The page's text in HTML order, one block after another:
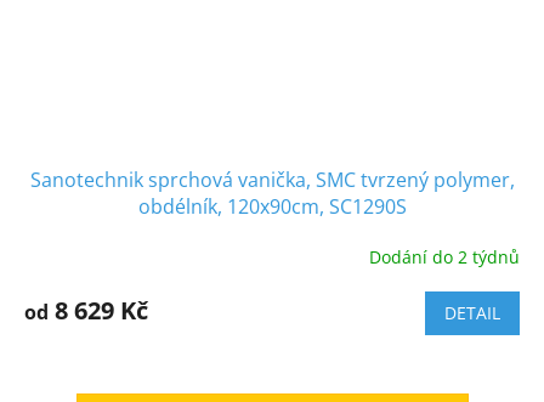
Sanotechnik sprchová vanička, SMC tvrzený polymer,
obdélník, 120x90cm, SC1290S
Dodání do 2 týdnů
od 8 629 Kč DETAIL